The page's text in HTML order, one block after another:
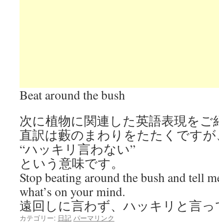
Beat around the bush
次に植物に関連した英語表現をご
直訳は藪のまわりをたたくですが
“ハッキリ言わない”
という意味です。
Stop beating around the bush and tell
what’s on your mind.
遠回しに言わず、ハッキリと言
カテゴリー: 日記 パーマリンク